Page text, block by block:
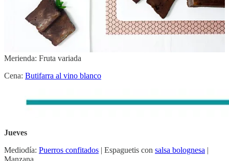
Miércoles
Mediodía:Crema de calabaza asada y naranja| Entrecote a la
plancha | Kiwi
Merienda: Fruta variada
Cena: Butifarra al vino blanco
Jueves
Mediodía: Puerros confitados | Espaguetis con salsa bolognesa |
Manzana